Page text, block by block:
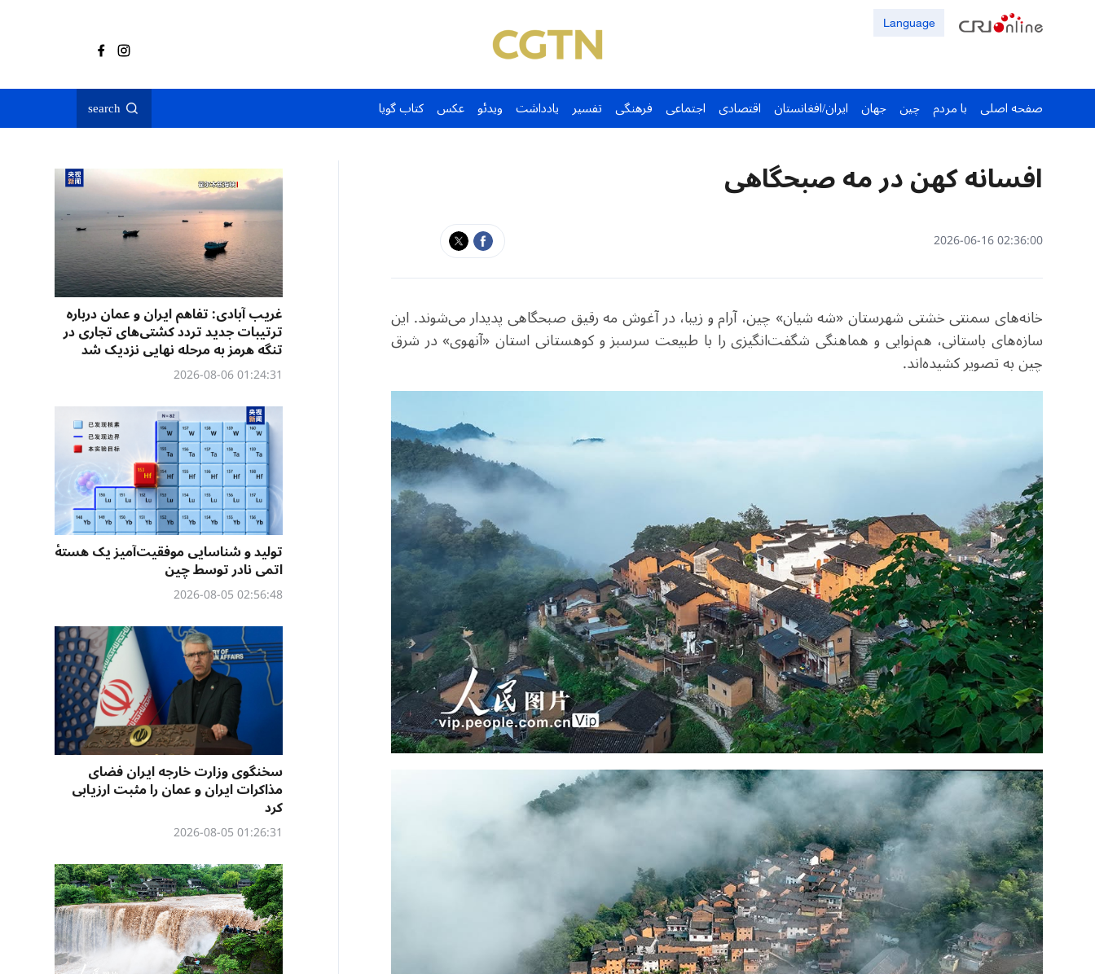
Language
صفحه اصلی با مردم چین جهان ایران/افغانستان اقتصادی اجتماعی فرهنگی تفسیر یادداشت ویدئو عکس کتاب گویا search
افسانه کهن در مه صبحگاهی
02:36:00 2026-06-16
خانه‌های سمنتی خشتی شهرستان «شه شیان» چین، آرام و زیبا، در آغوش مه رقیق صبحگاهی پدیدار می‌شوند. این
سازه‌های باستانی، هم‌نوایی و هماهنگی شگفت‌انگیزی را با طبیعت سرسبز و کوهستانی استان «آنهوی» در شرق
چین به تصویر کشیده‌اند.
غریب آبادی: تفاهم ایران و عمان درباره
ترتیبات جدید تردد کشتی‌های تجاری در
تنگه هرمز به مرحله نهایی نزدیک شد
01:24:31 2026-08-06
تولید و شناسایی موفقیت‌آمیز یک هستهٔ
اتمی نادر توسط چین
02:56:48 2026-08-05
سخنگوی وزارت خارجه ایران فضای
مذاکرات ایران و عمان را مثبت ارزیابی
کرد
01:26:31 2026-08-05